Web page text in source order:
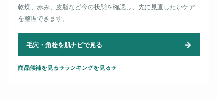
乾燥、赤み、皮脂など今の状態を確認し、先に見直したいケア
を整理できます。
毛穴・角栓を肌ナビで見る →
商品候補を見る→ランキングを見る→